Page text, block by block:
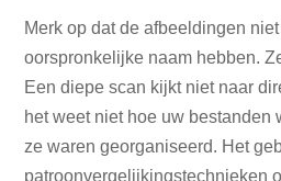
Merk op dat de afbeeldingen
oorspronkelijke naam hebben.
Een diepe scan kijkt niet naar
het weet niet hoe uw bestanden
ze waren georganiseerd. Het
patroonvergelijkingstechnieken